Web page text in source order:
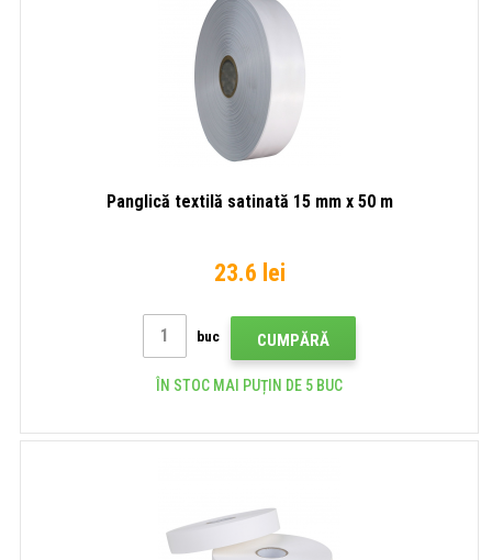
Panglică textilă satinată 15 mm x 50 m
23.6 lei
buc CUMPĂRĂ
ÎN STOC MAI PUȚIN DE 5 BUC